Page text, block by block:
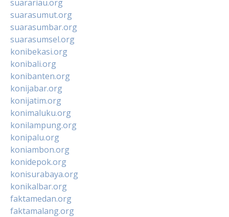
suarariau.org
suarasumut.org
suarasumbar.org
suarasumsel.org
konibekasi.org
konibali.org
konibanten.org
konijabar.org
konijatim.org
konimaluku.org
konilampung.org
konipalu.org
koniambon.org
konidepok.org
konisurabaya.org
konikalbar.org
faktamedan.org
faktamalang.org